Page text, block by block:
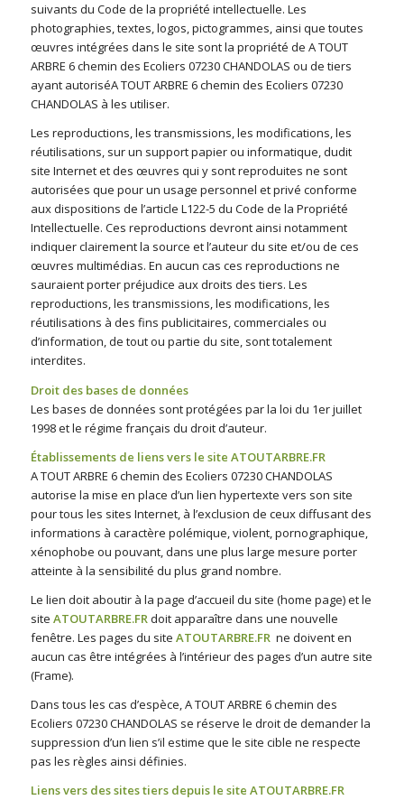
suivants du Code de la propriété intellectuelle. Les
photographies, textes, logos, pictogrammes, ainsi que toutes
œuvres intégrées dans le site sont la propriété de A TOUT
ARBRE 6 chemin des Ecoliers 07230 CHANDOLAS ou de tiers
ayant autoriséA TOUT ARBRE 6 chemin des Ecoliers 07230
CHANDOLAS à les utiliser.
Les reproductions, les transmissions, les modifications, les
réutilisations, sur un support papier ou informatique, dudit
site Internet et des œuvres qui y sont reproduites ne sont
autorisées que pour un usage personnel et privé conforme
aux dispositions de l’article L122-5 du Code de la Propriété
Intellectuelle. Ces reproductions devront ainsi notamment
indiquer clairement la source et l’auteur du site et/ou de ces
œuvres multimédias. En aucun cas ces reproductions ne
sauraient porter préjudice aux droits des tiers. Les
reproductions, les transmissions, les modifications, les
réutilisations à des fins publicitaires, commerciales ou
d’information, de tout ou partie du site, sont totalement
interdites.
Droit des bases de données
Les bases de données sont protégées par la loi du 1er juillet
1998 et le régime français du droit d’auteur.
Établissements de liens vers le site ATOUTARBRE.FR
A TOUT ARBRE 6 chemin des Ecoliers 07230 CHANDOLAS
autorise la mise en place d’un lien hypertexte vers son site
pour tous les sites Internet, à l’exclusion de ceux diffusant des
informations à caractère polémique, violent, pornographique,
xénophobe ou pouvant, dans une plus large mesure porter
atteinte à la sensibilité du plus grand nombre.
Le lien doit aboutir à la page d’accueil du site (home page) et le
site ATOUTARBRE.FRdoit apparaître dans une nouvelle
fenêtre. Les pages du site ATOUTARBRE.FR ne doivent en
aucun cas être intégrées à l’intérieur des pages d’un autre site
(Frame).
Dans tous les cas d’espèce, A TOUT ARBRE 6 chemin des
Ecoliers 07230 CHANDOLAS se réserve le droit de demander la
suppression d’un lien s’il estime que le site cible ne respecte
pas les règles ainsi définies.
Liens vers des sites tiers depuis le site ATOUTARBRE.FR